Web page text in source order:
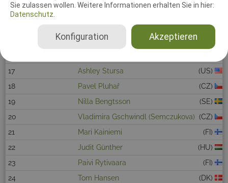
Sie zulassen wollen. Weitere Informationen erhalten Sie in hier:
Datenschutz.
Akzeptieren
Konfiguration
13
Vannerom nick
(BE)
Svetlana Vinogradova
(RU)
Angela Mai
17
Ashley Stursa
(US)
18
Pavel Pluhař
(CZ)
19
Nilla Bengtsson
(SE)
20
Vladimira Gschwindl (Semczukova) (CZ)
21
Mari Kainiemi
(FI)
22
Judit Günther
(HU)
23
Paivi Rytivaara
(FI)
24
Tom Hansen
(DK)